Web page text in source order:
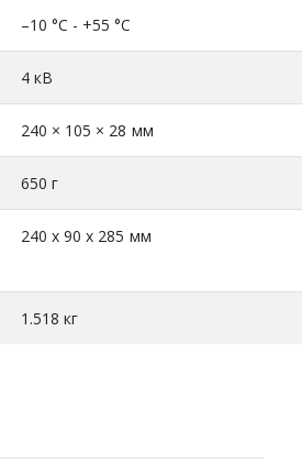
–10 °C - +55 °C
4 кВ
240 × 105 × 28 мм
650 г
240 x 90 x 285 мм
1.518 кг